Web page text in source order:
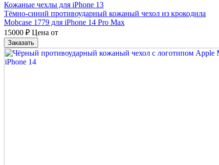
Кожаные чехлы для iPhone 13
Тёмно-синий противоударный кожаный чехол из крокодила
Mobcase 1779 для iPhone 14 Pro Max
15000 ₽ Цена от
Заказать